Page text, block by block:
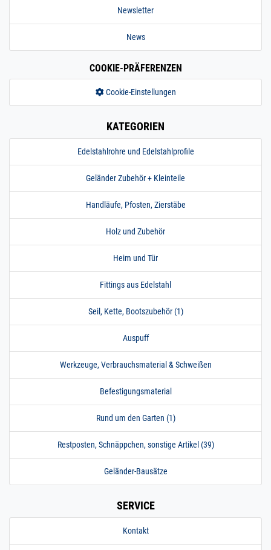
Newsletter
News
COOKIE-PRÄFERENZEN
Cookie-Einstellungen
KATEGORIEN
Edelstahlrohre und Edelstahlprofile
Geländer Zubehör + Kleinteile
Handläufe, Pfosten, Zierstäbe
Holz und Zubehör
Heim und Tür
Fittings aus Edelstahl
Seil, Kette, Bootszubehör (1)
Auspuff
Werkzeuge, Verbrauchsmaterial & Schweißen
Befestigungsmaterial
Rund um den Garten (1)
Restposten, Schnäppchen, sonstige Artikel (39)
Geländer-Bausätze
SERVICE
Kontakt